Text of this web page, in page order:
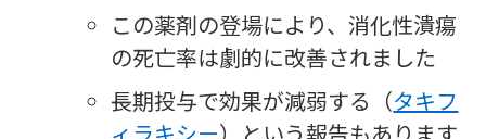
この薬剤の登場により、消化性潰瘍
の死亡率は劇的に改善されました
長期投与で効果が減弱する（タキフ